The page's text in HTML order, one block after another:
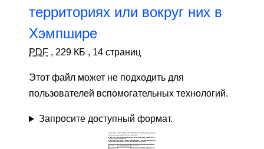
территориях или вокруг них в
Хэмпшире
PDF , 229 КБ , 14 страниц
Этот файл может не подходить для
пользователей вспомогательных технологий.
Запросите доступный формат.